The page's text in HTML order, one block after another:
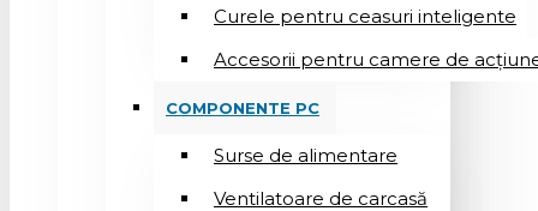
Curele pentru ceasuri inteligente
Accesorii pentru camere de
COMPONENTE PC
Surse de alimentare
Ventilatoare de carcasă